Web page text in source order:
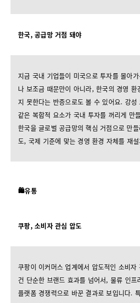
한국, 공급망 거점 돼야
지금 국내 기업들이 미국으로 투자를 몰아
나 보조금 때문만이 아니라, 한국의 경영 환
지 못한다는 반증으로도 볼 수 있어요. 강
같은 복합적 요소가 국내 투자를 꺼리게 만
한국을 글로벌 공급망의 핵심 거점으로 만
도, 국제 기준에 맞는 경영 환경 자체를 재
🛍️유통
쿠팡, 소비자 관심 압도
쿠팡이 이커머스 업계에서 압도적인 소비
건 단순한 브랜드 효과를 넘어서, 물류 인프
플랫폼 경쟁력으로 바꾼 결과로 보입니다.